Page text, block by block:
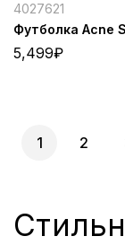
4027621
Футболка Acne
5,499₽
1 2